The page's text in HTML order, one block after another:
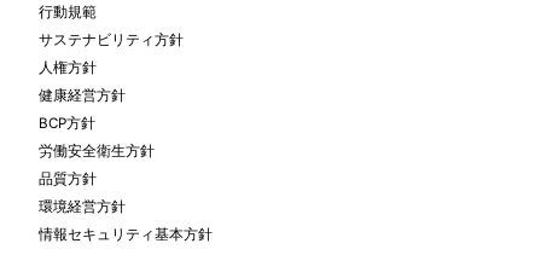
行動規範
サステナビリティ方針
人権方針
健康経営方針
BCP方針
労働安全衛生方針
品質方針
環境経営方針
情報セキュリティ基本方針